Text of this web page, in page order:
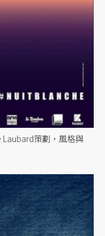
Laubard策劃，風格與